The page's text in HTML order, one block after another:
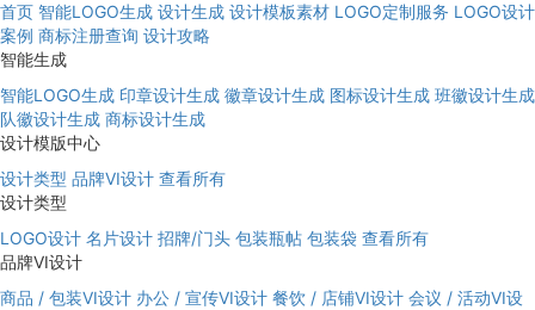
首页 智能LOGO生成 设计生成 设计模板素材 LOGO定制服务 LOGO设计
案例 商标注册查询 设计攻略
智能生成
智能LOGO生成 印章设计生成 徽章设计生成 图标设计生成 班徽设计生成
队徽设计生成 商标设计生成
设计模版中心
设计类型 品牌VI设计 查看所有
设计类型
LOGO设计 名片设计 招牌/门头 包装瓶帖 包装袋 查看所有
品牌VI设计
商品 / 包装VI设计 办公 / 宣传VI设计 餐饮 / 店铺VI设计 会议 / 活动VI设